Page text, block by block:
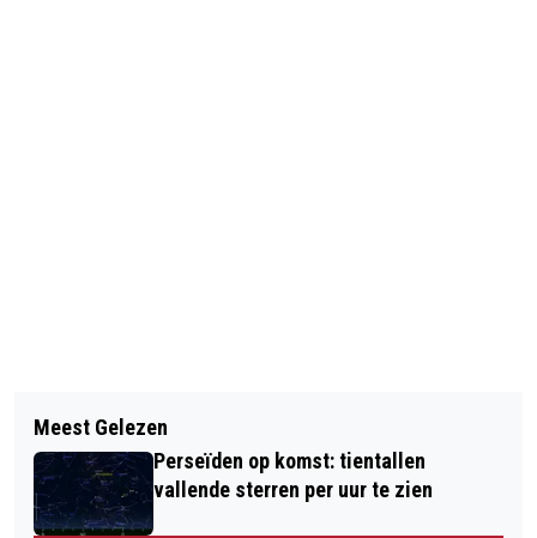
'CHINESE REGERING WIL ROKEN GAAN
ONTMOEDIGEN'
AGENT FERGUSON NIET VERVOLGD
VOOR DODEN TIENER
Meest Gelezen
Perseïden op komst: tientallen
vallende sterren per uur te zien